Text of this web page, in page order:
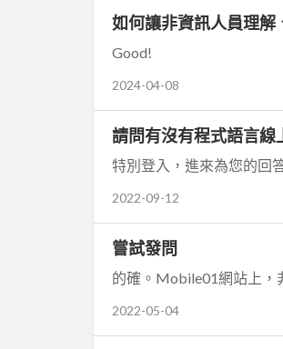
如何讓非資訊人員理解
Good!
2024-04-08
請問有沒有程式語言線
特別登入，進來為您的回
2022-09-12
嘗試發問
的確。Mobile01網站上，
2022-05-04